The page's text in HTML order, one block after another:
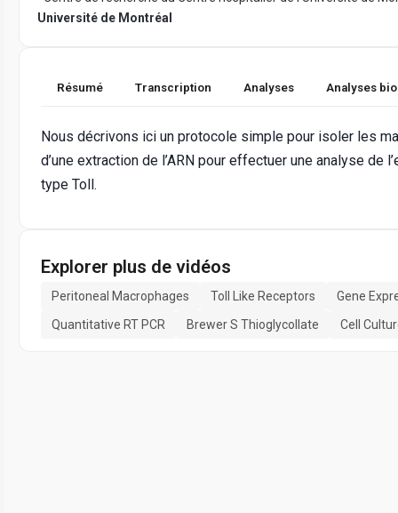
Université de Montréal
Résumé Transcription Analyses Analyses
Nous décrivons ici un protocole simple pour isoler les
d’une extraction de l’ARN pour effectuer une analyse
type Toll.
Explorer plus de vidéos
Peritoneal Macrophages Toll Like Receptors
Gene
Quantitative RT PCR
Brewer S Thioglycollate Cell